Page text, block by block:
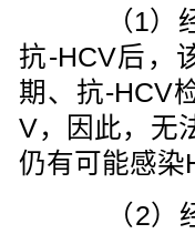
（1）经
抗-HCV后，
期、抗-HCV
V，因此，无
仍有可能感染
（2）经